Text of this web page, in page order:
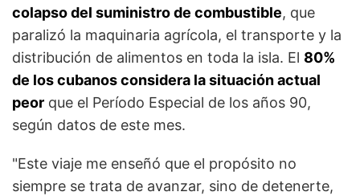
colapso del suministro de combustible, que
paralizó la maquinaria agrícola, el transporte y la
distribución de alimentos en toda la isla. El 80%
de los cubanos considera la situación actual
peor que el Período Especial de los años 90,
según datos de este mes.
"Este viaje me enseñó que el propósito no
siempre se trata de avanzar, sino de detenerte,